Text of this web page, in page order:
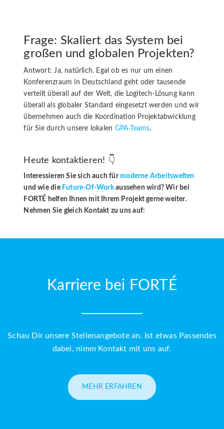
Frage: Skaliert das System bei
großen und globalen Projekten?
Antwort: Ja, natürlich. Egal ob es nur um einen
Konferenzraum in Deutschland geht oder tausende
verteilt überall auf der Welt, die Logitech-Lösung kann
überall als globaler Standard eingesetzt werden und wir
übernehmen auch die Koordination Projektabwicklung
für Sie durch unsere lokalen GPA-Teams.
Heute kontaktieren! 👇
Interessieren Sie sich auch fürmoderne Arbeitswelten
und wie die Future-Of-Workaussehen wird? Wir bei
FORTÉ helfen Ihnen mit Ihrem Projekt gerne weiter.
Nehmen Sie gleich Kontakt zu uns auf:
Karriere bei FORTÉ
Schau Dir unsere Stellenangebote an. Ist etwas Passendes
dabei, nimm Kontakt mit uns auf.
MEHR ERFAHREN